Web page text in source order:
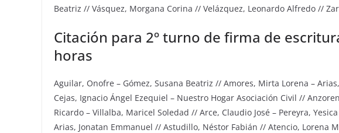
Beatriz // Vásquez, Morgana Corina // Velázquez, Leonardo Alfredo //
Citación para 2º turno de firma de
horas
Aguilar, Onofre – Gómez, Susana Beatriz // Amores, Mirta Lorena –
Cejas, Ignacio Ángel Ezequiel – Nuestro Hogar Asociación Civil //
Ricardo – Villalba, Maricel Soledad // Arce, Claudio José – Pereyra,
Arias, Jonatan Emmanuel // Astudillo, Néstor Fabián // Atencio, Lorena